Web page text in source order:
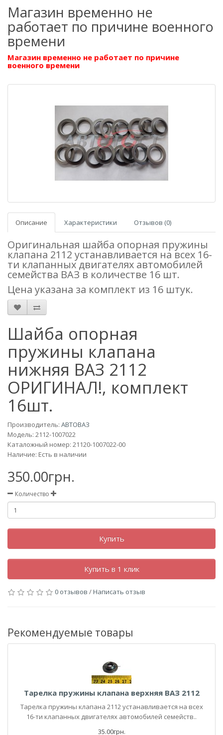
Магазин временно не
работает по причине военного
времени
Магазин временно не работает по причине
военного времени
Описание Характеристики Отзывов (0)
Оригинальная шайба опорная пружины
клапана 2112 устанавливается на всех 16-
ти клапанных двигателях автомобилей
семейства ВАЗ в количестве 16 шт.
Цена указана за комплект из 16 штук.
Шайба опорная
пружины клапана
нижняя ВАЗ 2112
ОРИГИНАЛ!, комплект
16шт.
Производитель: АВТОВАЗ
Модель: 2112-1007022
Каталожный номер: 21120-1007022-00
Наличие: Есть в наличии
350.00грн.
Количество
Купить
Купить в 1 клик
0 отзывов /Написать отзыв
Рекомендуемые товары
Тарелка пружины клапана верхняя ВАЗ 2112
Тарелка пружины клапана 2112 устанавливается на всех
16-ти клапанных двигателях автомобилей семейств..
35.00грн.